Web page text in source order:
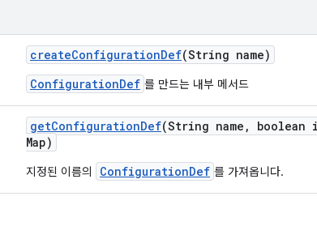
createConfigurationDef(String name)
ConfigurationDef 를 만드는 내부 메서드
getConfigurationDef(String name , boolean
Map)
지정된 이름의 ConfigurationDef 를 가져옵니다.